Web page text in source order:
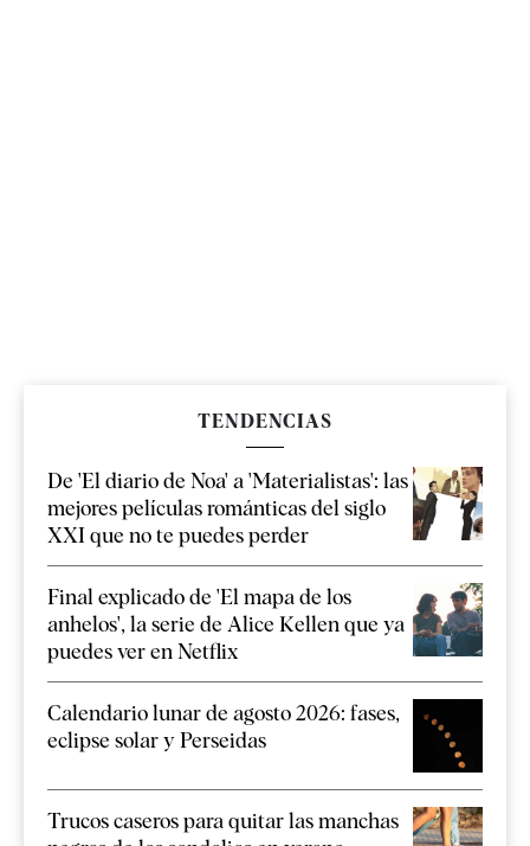
TENDENCIAS
De 'El diario de Noa' a 'Materialistas': las
mejores películas románticas del siglo
XXI que no te puedes perder
Final explicado de 'El mapa de los
anhelos', la serie de Alice Kellen que ya
puedes ver en Netflix
Calendario lunar de agosto 2026: fases,
eclipse solar y Perseidas
Trucos caseros para quitar las manchas